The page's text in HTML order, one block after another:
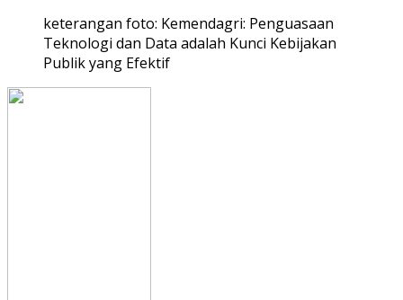
keterangan foto: Kemendagri: Penguasaan
Teknologi dan Data adalah Kunci Kebijakan
Publik yang Efektif